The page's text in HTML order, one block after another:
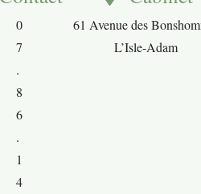
0
7
.
8
6
.
1
4
61 Avenue des
L’Isle-Adam